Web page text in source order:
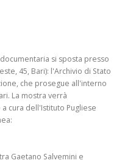
si sposta presso
45, Bari): l'Archivio di Stato
che prosegue all'interno
La mostra verrà
cura dell'Istituto Pugliese
Gaetano Salvemini e